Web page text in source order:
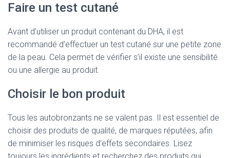
Faire un test cutané
Avant d’utiliser un produit contenant du DHA, il est
recommandé d’effectuer un test cutané sur une petite zone
de la peau. Cela permet de vérifier s’il existe une sensibilité
ou une allergie au produit.
Choisir le bon produit
Tous les autobronzants ne se valent pas. Il est essentiel de
choisir des produits de qualité, de marques réputées, afin
de minimiser les risques d’effets secondaires. Lisez